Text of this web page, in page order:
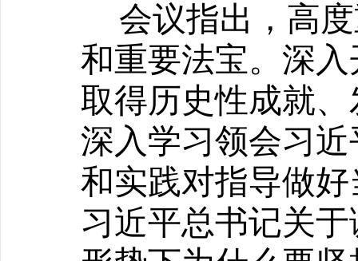
会议指出，高
和重要法宝。深
取得历史性成就
深入学习领会习
和实践对指导做
习近平总书记关